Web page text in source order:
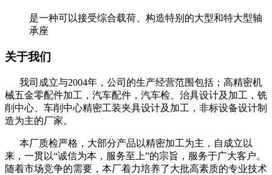
是一种可以接受综合载荷、构造特别的大型和特大型轴
承座
关于我们
我司成立与2004年，公司的生产经营范围包括；高精密机
械五金零配件加工，汽车配件，汽车检、治具设计及加工，铣
削中心、车削中心精密工装夹具设计及加工，非标设备设计制
造为主的厂家。
本厂质检严格，大部分产品以精密加工为主，自成立以
来，一贯以“诚信为本，服务至上”的宗旨，服务于广大客户。
随着市场竞争的需要，本厂着力培养了大批高素质的专业技术